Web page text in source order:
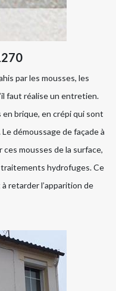
par les mousses, les
faut réalise un entretien.
brique, en crépi qui sont
démoussage de façade à
mousses de la surface,
hydrofuges. Ce
retarder l’apparition de